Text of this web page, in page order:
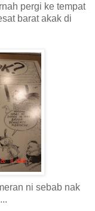
pergi ke tempat
barat akak di
ni sebab nak